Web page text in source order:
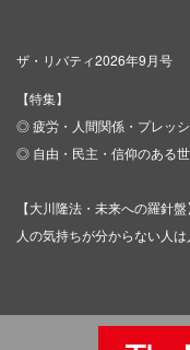
ザ・リバティ2026年9月号
【特集】
◎ 疲労・人間関係・プレッ
◎ 自由・民主・信仰のある
【大川隆法・未来への羅針盤
人の気持ちが分からない人